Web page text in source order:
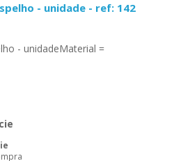
- unidade - ref: 142
- unidadeMaterial =